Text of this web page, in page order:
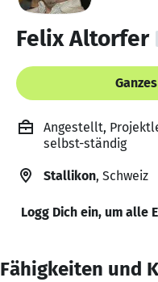
Felix Altorfer
Angestellt,
selbst-ständig
Stallikon, Schweiz
Logg Dich ein, um alle
Fähigkeiten und